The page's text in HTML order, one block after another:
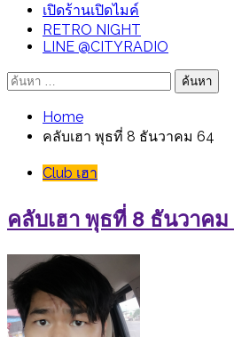
เปิดร้านเปิดไมค์
RETRO NIGHT
LINE @CITYRADIO
ค้นหา
Home
คลับเฮา พุธที่ 8 ธันวาคม 64
Club เฮา
คลับเฮา พุธที่ 8 ธันวาคม